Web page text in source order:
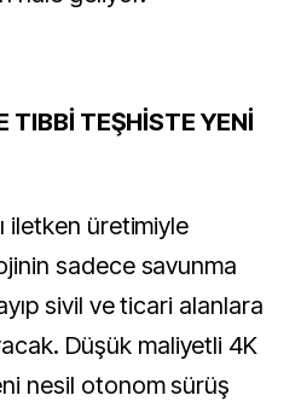
TIBBİ TEŞHİSTE YENİ
iletken üretimiyle
sadece savunma
sivil ve ticari alanlara
Düşük maliyetli 4K
nesil otonom sürüş